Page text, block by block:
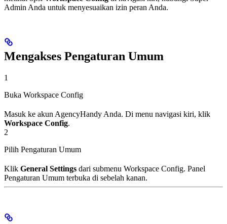
Admin Anda untuk menyesuaikan izin peran Anda.
Mengakses Pengaturan Umum
1
Buka Workspace Config
Masuk ke akun AgencyHandy Anda. Di menu navigasi kiri, klik
Workspace Config.
2
Pilih Pengaturan Umum
Klik General Settings dari submenu Workspace Config. Panel
Pengaturan Umum terbuka di sebelah kanan.